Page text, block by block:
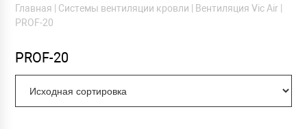
Главная Системы вентиляции кровли Вентиляция Vic Air
PROF-20
PROF-20